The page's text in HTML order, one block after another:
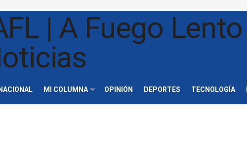
MI COLUMNA OPINIÓN DEPORTES TECNOLOGÍA